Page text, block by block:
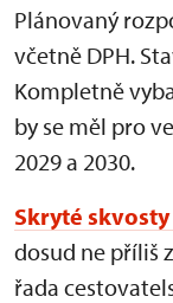
Plánovaný
včetně DPH.
Kompletně
by se měl pro
2029 a 2030.
Skryté
dosud ne příliš
řada